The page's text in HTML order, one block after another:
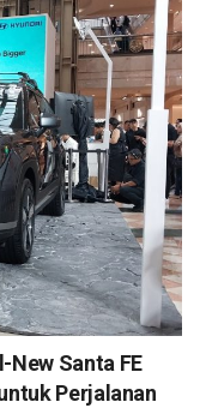
New Santa FE
Perjalanan